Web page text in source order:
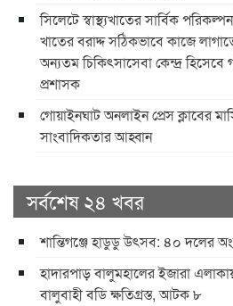
সিলেটে স্বাস্থ্যখাতের সার্বিক
খাতের বরাদ্দ সঠিকভাবে কাজে
অন্যতম চিকিৎসাসেবা কেন্দ্র
প্রশাসক
​গোয়াইনঘাট অনলাইন প্রেস ক্লাবের
সাংবাদিকতার আহ্বান
সর্বশেষ ২৪ খবর
শান্তিগঞ্জে হাডুডু উৎসব: ৪০ দলের
হাদারপাড় বালুমহালের ইজারা
বালুবাহী বডি ক্ষতিগ্রস্ত, আটক ৮